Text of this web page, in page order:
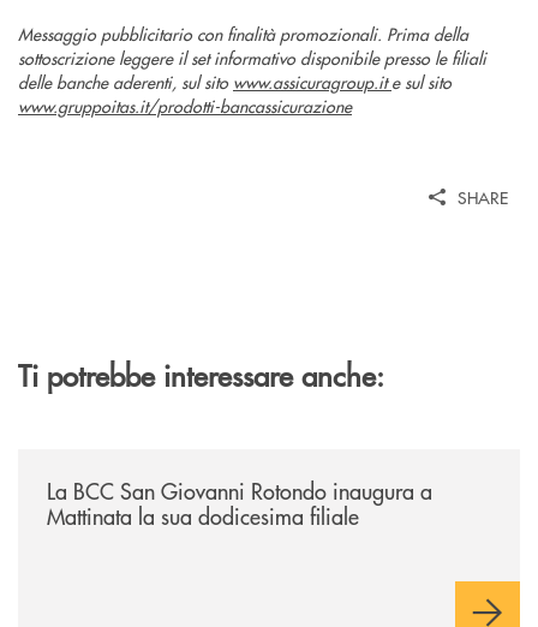
Messaggio pubblicitario con finalità promozionali. Prima della
sottoscrizione leggere il set informativo disponibile presso le filiali
delle banche aderenti, sul sito www.assicuragroup.ite sul sito
www.gruppoitas.it/prodotti-bancassicurazione
SHARE
Ti potrebbe interessare anche:
La BCC San Giovanni Rotondo inaugura a
Mattinata la sua dodicesima filiale